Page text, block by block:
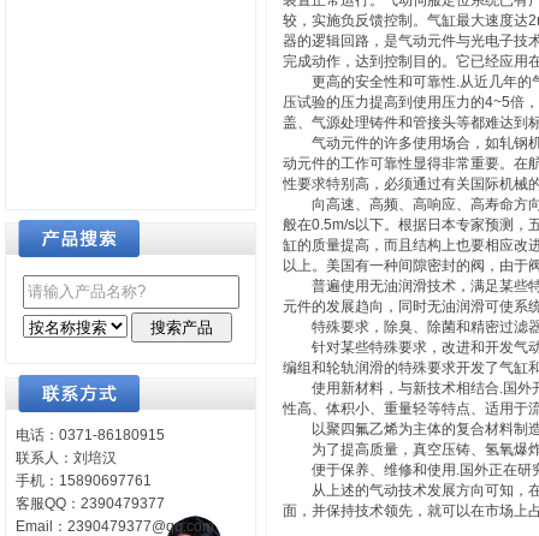
电话：0371-86180915
联系人：刘培汉
手机：15890697761
客服QQ：2390479377
Email：2390479377@qq.com
较，实施负反馈控制。气缸最大速度达
器的逻辑回路，是气动元件与光电子技
完成动作，达到控制目的。它已经应用
更高的安全性和可靠性.从近几年的
压试验的压力提高到使用压力的4~5倍
盖、气源处理铸件和管接头等都难达到
气动元件的许多使用场合，如轧钢机
动元件的工作可靠性显得非常重要。在
性要求特别高，必须通过有关国际机械
向高速、高频、高响应、高寿命方向
般在0.5m/s以下。根据日本专家预测，
缸的质量提高，而且结构上也要相应改
以上。美国有一种间隙密封的阀，由于
普遍使用无油润滑技术，满足某些特
元件的发展趋向，同时无油润滑可使系
特殊要求，除臭、除菌和精密过滤器
针对某些特殊要求，改进和开发气动
编组和轮轨润滑的特殊要求开发了气缸
使用新材料，与新技术相结合.国外
性高、体积小、重量轻等特点、适用于
以聚四氟乙烯为主体的复合材料制
为了提高质量，真空压铸、氢氧爆
便于保养、维修和使用.国外正在研
从上述的气动技术发展方向可知，在
面，并保持技术领先，就可以在市场上